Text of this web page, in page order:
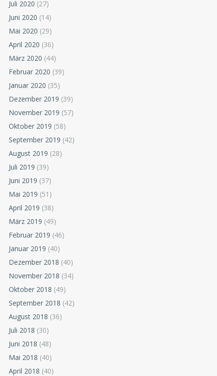
Juli 2020 (27)
Juni 2020 (14)
Mai 2020 (29)
April 2020 (36)
März 2020 (44)
Februar 2020 (39)
Januar 2020 (35)
Dezember 2019 (39)
November 2019 (57)
Oktober 2019 (58)
September 2019 (42)
August 2019 (28)
Juli 2019 (39)
Juni 2019 (37)
Mai 2019 (51)
April 2019 (38)
März 2019 (49)
Februar 2019 (46)
Januar 2019 (40)
Dezember 2018 (40)
November 2018 (34)
Oktober 2018 (49)
September 2018 (42)
August 2018 (36)
Juli 2018 (30)
Juni 2018 (48)
Mai 2018 (40)
April 2018 (40)